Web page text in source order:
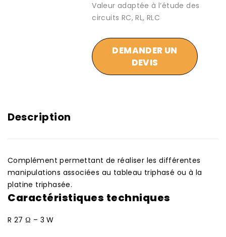
Valeur adaptée à l’étude des
circuits RC, RL, RLC
DEMANDER UN
DEVIS
Description
Complément permettant de réaliser les différentes
manipulations associées au tableau triphasé ou à la
platine triphasée.
Caractéristiques techniques
R 27 Ω – 3 W